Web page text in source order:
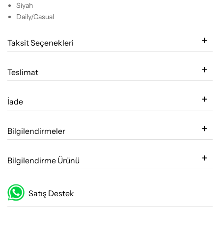
Siyah
Daily/Casual
Taksit Seçenekleri
Teslimat
İade
Bilgilendirmeler
Bilgilendirme Ürünü
Satış Destek